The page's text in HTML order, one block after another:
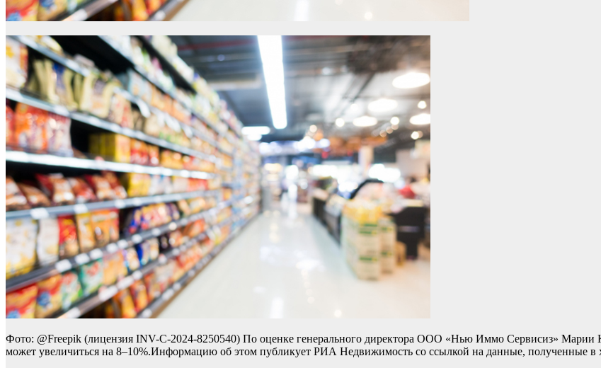
Фото: @Freepik (лицензия INV-C-2024-8250540) По оценке генерального директора ООО «Нью Иммо Сервисиз» Марии
может увеличиться на 8–10%.Информацию об этом публикует РИА Недвижимость со ссылкой на данные, полученные